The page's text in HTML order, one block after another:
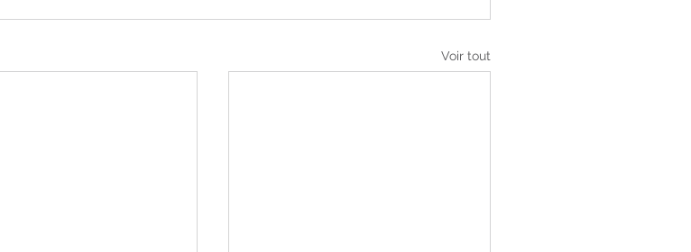
Voir tout